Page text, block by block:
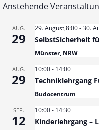
i
Anstehende
AUG.
29
29. August,8:00-30.
SelbstSicherheit
Münster, NRW
AUG.
29
10:00- 14:00
Techniklehrgang
Budocentrum
SEP.
12
10:00- 14:30
Kinderlehrgang –